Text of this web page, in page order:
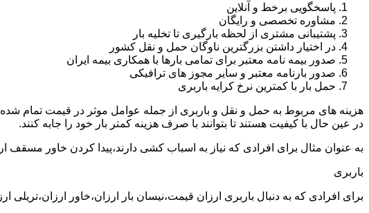
پاسخگویی برخط و آنلاین
مشاوره تخصصی و رایگان
پشتیبانی مشتری از لحظه بارگیری تا تخلیه بار
در اختیار داشتن بزرگترین ناوگان حمل و نقل کشور
صدور بیمه نامه معتبر برای تمامی بارها با همکاری بیمه ایران
صدور بارنامه معتبر و سایر مجوز های ترافیکی
حمل بار با کمترین نرخ کرایه باربری
هزینه های مربوط به حمل و نقل و باربری از جمله عوامل موثر در قیمت تمام شده
در عین حال با کیفیت هستند تا بتوانند با صرف هزینه کمتر بار خود را جابه کنند.
به عنوان مثال برای افرادی که نیاز به اسباب کشی دارند،پیدا کردن خاور مسقف
باربری
برای افرادی که به دنبال باربری ارزان قیمت،نیسان بار ارزان،خاور